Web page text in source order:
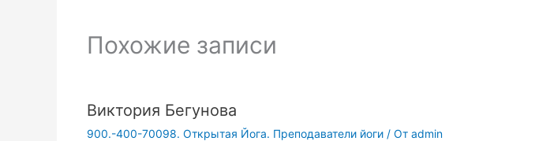
Похожие записи
Виктория Бегунова
900.-400-70098. Открытая Йога. Преподаватели йоги/ От admin